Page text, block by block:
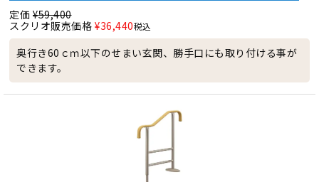
定価 ¥59,400
スクリオ販売価格 ¥36,440税込
奥行き60ｃｍ以下のせまい玄関、勝手口にも取り付ける事が
できます。